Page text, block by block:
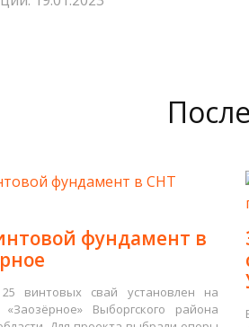
фундамент в
винтовых свай установлен на
Выборгского района